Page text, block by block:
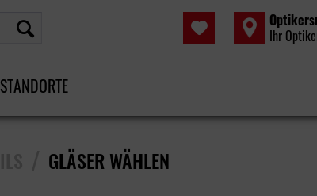
Ihr
STANDORTE
GLÄSER WÄHLEN